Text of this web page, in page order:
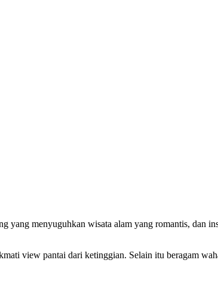
yang menyuguhkan wisata alam yang romantis, dan
view pantai dari ketinggian. Selain itu beragam